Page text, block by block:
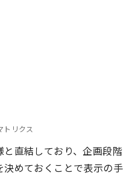
トリクス
直結しており、企画段階
めておくことで表示の手